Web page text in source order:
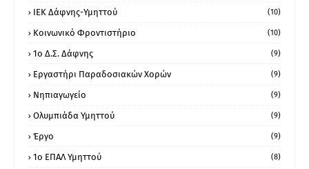
ΙΕΚ Δάφνης-Υμηττού (10)
Κοινωνικό Φροντιστήριο (10)
1ο Δ.Σ. Δάφνης (9)
Εργαστήρι Παραδοσιακών Χορών (9)
Νηπιαγωγείο (9)
Ολυμπιάδα Υμηττού (9)
Έργο (9)
1o ΕΠΑΛ Υμηττού (8)